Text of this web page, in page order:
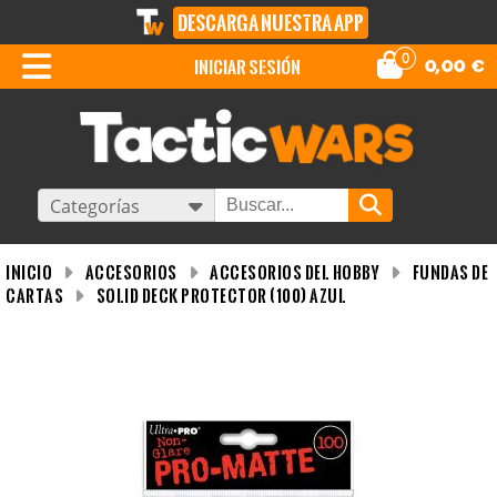
DESCARGA NUESTRA APP
0 0,00 €
iniciar sesión
Categorías
INICIO Accesorios Accesorios del Hobby
Fundas de
cartas
Solid Deck Protector (100) Azul